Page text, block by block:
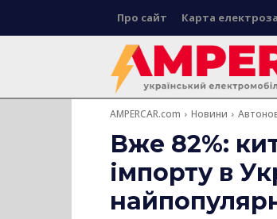
Про сайт Карта
AMPERCAR.com Новини
Вже 82%:
імпорту в